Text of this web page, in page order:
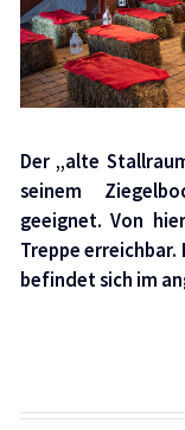
Der „alte
seinem
geeignet. Von
Treppe erreichbar.
befindet sich im